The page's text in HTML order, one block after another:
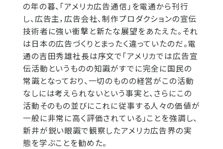
の年の暮、「アメリカ広告通信」を電通から刊行
し、広告主，広告会社、制作プロダクションの宣伝
技術者に強い衝撃と新たな展望をあたえた。それ
は日本の広告づくりとまったく違っていたのだ。電
通の吉田秀雄社長は序文で「アメリカでは広告宣
伝活動というものの知識がすでに完全に国民の
常識となっており、一切のものの経営がこの活動
なしには考えられないという事実と、さらにこの
活動そのもの並びにこれに従事する人々の価値が
一般に非常に高く評価されている」ことを強調し、
新井が鋭い眼識で観察したアメリカ広告界の実
態を学ぶことを勧めた。